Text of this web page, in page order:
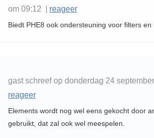
om 09:12 | reageer
Biedt PHE8 ook ondersteuning voor filters en
gast schreef op donderdag 24
reageer
Elements wordt nog wel eens gekocht door
gebruikt, dat zal ook wel meespelen.